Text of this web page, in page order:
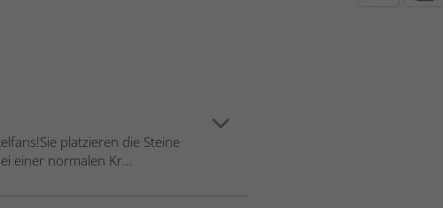
platzieren die Steine
einer normalen Kr...